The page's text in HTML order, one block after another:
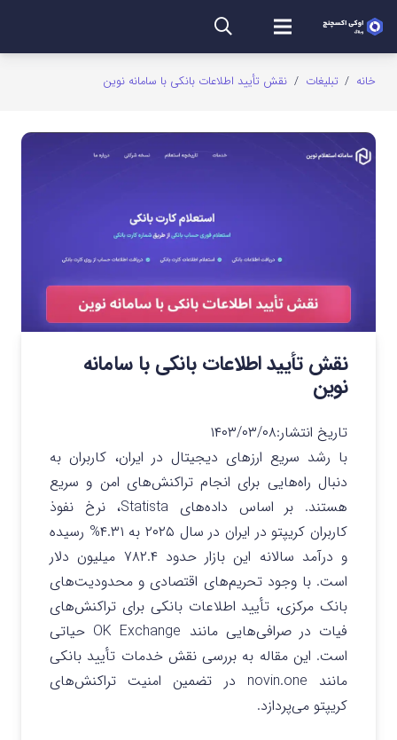
خانه / تبلیغات / نقش تأیید اطلاعات بانکی با سامانه نوین
نقش تأیید اطلاعات بانکی با سامانه
نوین
تاریخ انتشار:۱۴۰۳/۰۳/۰۸
با رشد سریع ارزهای دیجیتال در ایران، کاربران به
دنبال راه‌هایی برای انجام تراکنش‌های امن و سریع
هستند. بر اساس داده‌های Statista، نرخ نفوذ
کاربران کریپتو در ایران در سال ۲۰۲۵ به ۴.۳۱% رسیده
و درآمد سالانه این بازار حدود ۷۸۲.۴ میلیون دلار
است. با وجود تحریم‌های اقتصادی و محدودیت‌های
بانک مرکزی، تأیید اطلاعات بانکی برای تراکنش‌های
فیات در صرافی‌هایی مانند OK Exchange حیاتی
است. این مقاله به بررسی نقش خدمات تأیید بانکی
مانند novin.one در تضمین امنیت تراکنش‌های
کریپتو می‌پردازد.